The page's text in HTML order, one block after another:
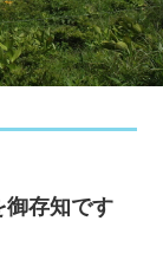
御存知です